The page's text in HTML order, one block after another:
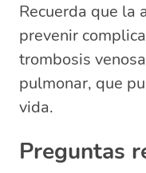
Recuerda que la
prevenir
trombosis
pulmonar, que
vida.
Preguntas